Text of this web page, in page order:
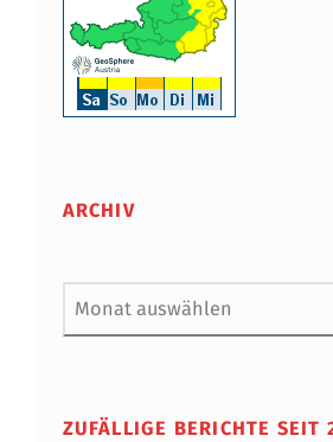
ARCHIV
Archiv
ZUFÄLLIGE BERICHTE SEIT